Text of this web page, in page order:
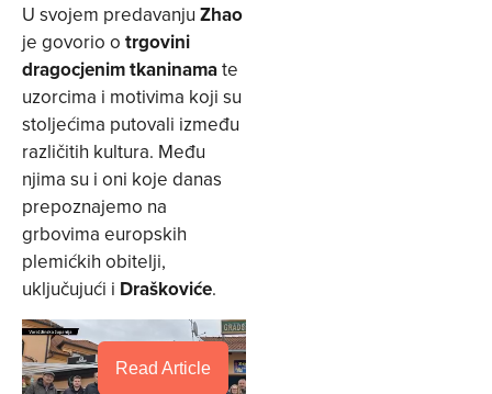
U svojem predavanju Zhao
je govorio o trgovini
dragocjenim tkaninamate
uzorcima i motivima koji su
stoljećima putovali između
različitih kultura. Među
njima su i oni koje danas
prepoznajemo na
grbovima europskih
plemićkih obitelji,
uključujući i Draškoviće.
Read Article